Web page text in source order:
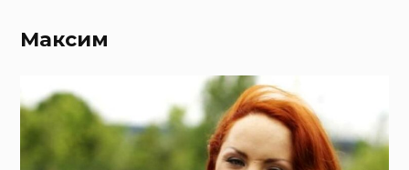
Максим